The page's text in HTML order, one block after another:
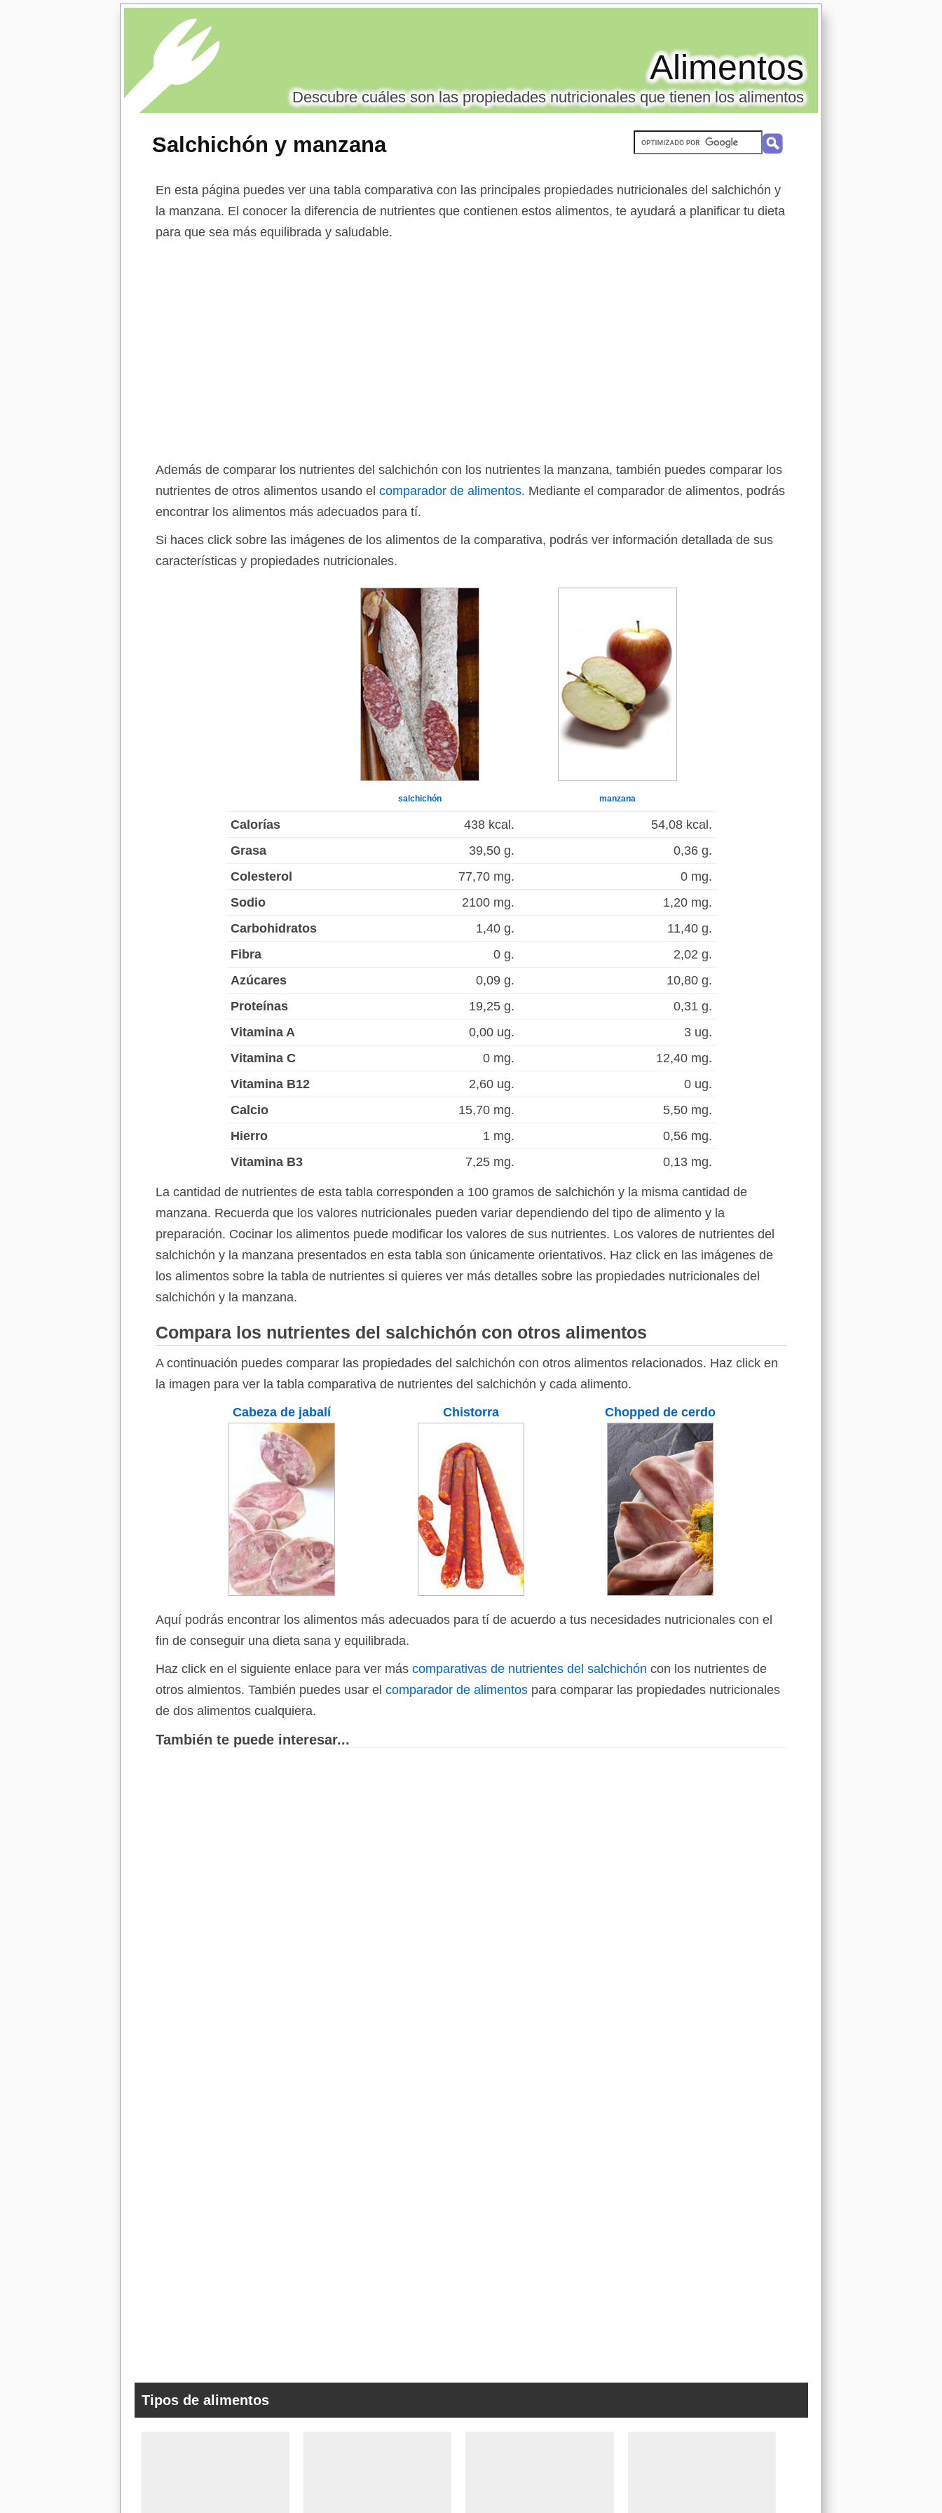
Salchichón y manzana
Alimentos
Descubre cuáles son las propiedades nutricionales que tienen los alimentos
En esta página puedes ver una tabla comparativa con las principales propiedades nutricionales del salchichón y
la manzana. El conocer la diferencia de nutrientes que contienen estos alimentos, te ayudará a planificar tu dieta
para que sea más equilibrada y saludable.
Además de comparar los nutrientes del salchichón con los nutrientes la manzana, también puedes comparar los
nutrientes de otros alimentos usando el comparador de alimentos. Mediante el comparador de alimentos, podrás
encontrar los alimentos más adecuados para tí.
Si haces click sobre las imágenes de los alimentos de la comparativa, podrás ver información detallada de sus
características y propiedades nutricionales.
salchichón manzana
Calorías 438 kcal.
54,08 kcal.
Grasa
39,50 g.
0,36 g.
Colesterol
77,70 mg.
0 mg.
Sodio
2100 mg.
1,20 mg.
Carbohidratos
1,40 g.
11,40 g.
Fibra
0 g.
2,02 g.
Azúcares
0,09 g.
10,80 g.
Proteínas
19,25 g.
0,31 g.
Vitamina A
0,00 ug.
3 ug.
Vitamina C
0 mg.
12,40 mg.
Vitamina B12
2,60 ug.
0 ug.
Calcio
15,70 mg.
5,50 mg.
Hierro
1 mg.
0,56 mg.
Vitamina B3
7,25 mg. 0,13 mg.
La cantidad de nutrientes de esta tabla corresponden a 100 gramos de salchichón y la misma cantidad de
manzana. Recuerda que los valores nutricionales pueden variar dependiendo del tipo de alimento y la
preparación. Cocinar los alimentos puede modificar los valores de sus nutrientes. Los valores de nutrientes del
salchichón y la manzana presentados en esta tabla son únicamente orientativos. Haz click en las imágenes de
los alimentos sobre la tabla de nutrientes si quieres ver más detalles sobre las propiedades nutricionales del
salchichón y la manzana.
Compara los nutrientes del salchichón con otros alimentos
A continuación puedes comparar las propiedades del salchichón con otros alimentos relacionados. Haz click en
la imagen para ver la tabla comparativa de nutrientes del salchichón y cada alimento.
Cabeza de jabalí
Chistorra Chopped de cerdo
Aquí podrás encontrar los alimentos más adecuados para tí de acuerdo a tus necesidades nutricionales con el
fin de conseguir una dieta sana y equilibrada.
Haz click en el siguiente enlace para ver más comparativas de nutrientes del salchichón con los nutrientes de
otros almientos. También puedes usar el comparador de alimentos para comparar las propiedades nutricionales
de dos alimentos cualquiera.
También te puede interesar...
Tipos de alimentos